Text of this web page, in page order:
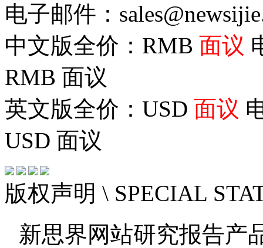
电子邮件：
中文版全价：RMB 面议
RMB 面议
英文版全价：USD 面议
USD 面议
版权声明 \ SPECIAL
新思界网站研究报告产